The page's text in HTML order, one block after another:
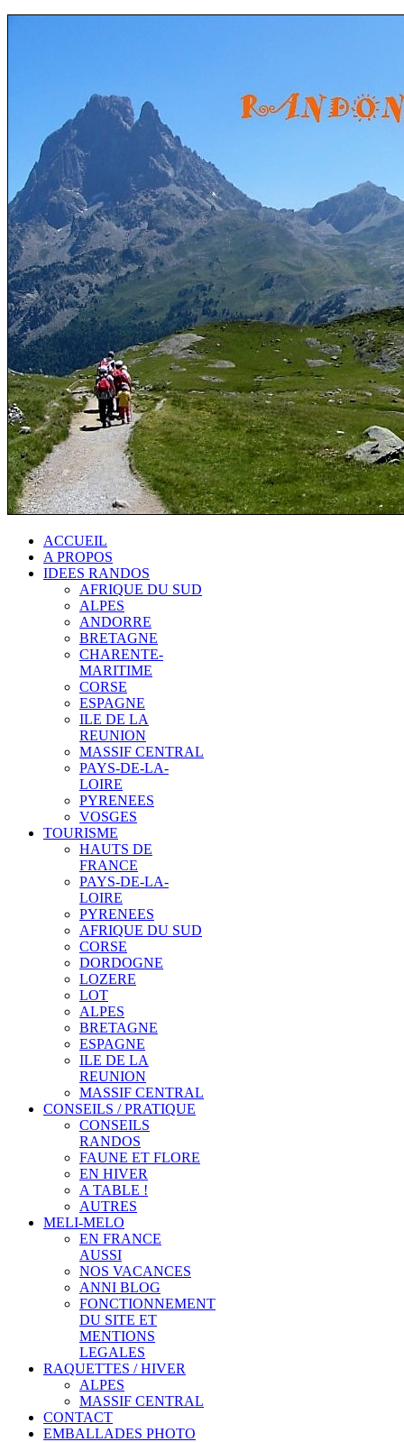
ACCUEIL
A PROPOS
IDEES RANDOS
AFRIQUE DU SUD
ALPES
ANDORRE
BRETAGNE
CHARENTE-
MARITIME
CORSE
ESPAGNE
ILE DE LA
REUNION
MASSIF CENTRAL
PAYS-DE-LA-
LOIRE
PYRENEES
VOSGES
TOURISME
HAUTS DE
FRANCE
PAYS-DE-LA-
LOIRE
PYRENEES
AFRIQUE DU SUD
CORSE
DORDOGNE
LOZERE
LOT
ALPES
BRETAGNE
ESPAGNE
ILE DE LA
REUNION
MASSIF CENTRAL
CONSEILS / PRATIQUE
CONSEILS
RANDOS
FAUNE ET FLORE
EN HIVER
A TABLE !
AUTRES
MELI-MELO
EN FRANCE
AUSSI
NOS VACANCES
ANNI BLOG
FONCTIONNEMENT
DU SITE ET
MENTIONS
LEGALES
RAQUETTES / HIVER
ALPES
MASSIF CENTRAL
CONTACT
EMBALLADES PHOTO